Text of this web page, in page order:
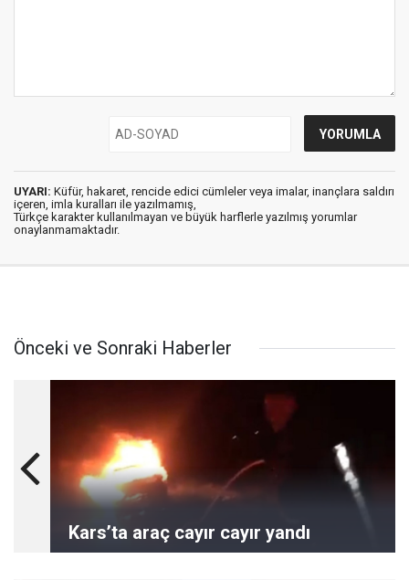
UYARI: Küfür, hakaret, rencide edici cümleler veya imalar, inançlara saldırı
içeren, imla kuralları ile yazılmamış,
Türkçe karakter kullanılmayan ve büyük harflerle yazılmış yorumlar
onaylanmamaktadır.
Önceki ve Sonraki Haberler
Kars’ta araç cayır cayır yandı